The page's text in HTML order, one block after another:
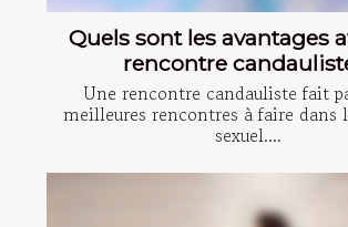
Quels sont les avantages
rencontre
Une rencontre candauliste fait
meilleures rencontres à faire dans
sexuel....